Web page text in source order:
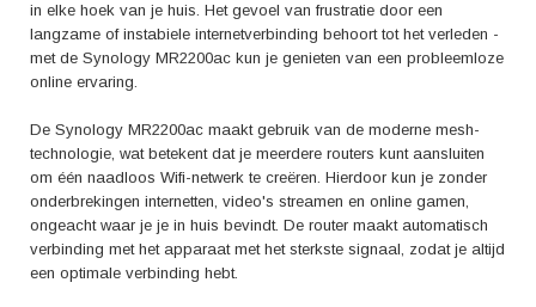
Al met al, als je op zoek bent naar een router die niet alleen geweldige
prestaties levert en een naadloze Wifi-dekking biedt, maar ook
eenvoudig te installeren en te beheren is, dan is de Synology MR2200ac
Mesh Router de perfecte keuze voor jou. Vergeet die frustrerende
hele huis. Kies voor Synology en ervaar de kracht van mesh-
technologie.
in elke hoek van je huis. Het gevoel van frustratie door een
langzame of instabiele internetverbinding behoort tot het verleden -
met de Synology MR2200ac kun je genieten van een probleemloze
online ervaring.
De Synology MR2200ac maakt gebruik van de moderne mesh-
technologie, wat betekent dat je meerdere routers kunt aansluiten
om één naadloos Wifi-netwerk te creëren. Hierdoor kun je zonder
onderbrekingen internetten, video's streamen en online gamen,
ongeacht waar je je in huis bevindt. De router maakt automatisch
verbinding met het apparaat met het sterkste signaal, zodat je altijd
een optimale verbinding hebt.